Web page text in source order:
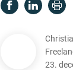
23.